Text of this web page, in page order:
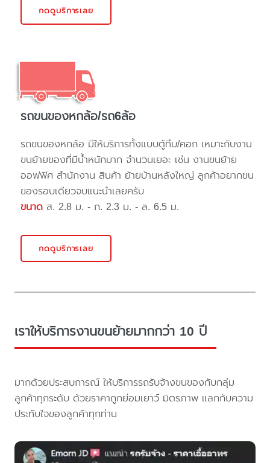
กดดูบริการเลย
รถขนของหกล้อ/รถ6ล้อ
รถขนของหกล้อ มีให้บริการทั้งแบบตู้ทึบ/คอก เหมาะกับงาน
ขนย้ายของที่มีน้ำหนักมาก จำนวนเยอะ เช่น งานขนย้าย
ออฟฟิศ สำนักงาน สินค้า ย้ายบ้านหลังใหญ่ ลูกค้าอยากขน
ของรอบเดียวจบแนะนำเลยครับ
ขนาด ส. 2.8 ม. - ก. 2.3 ม. - ล. 6.5 ม.
กดดูบริการเลย
เราให้บริการงานขนย้ายมากกว่า 10 ปี
มากด้วยประสบการณ์ ให้บริการรถรับจ้างขนของกับกลุ่ม
ลูกค้าทุกระดับ ด้วยราคาถูกย่อมเยาว์ มิตรภาพ แลกกับความ
ประทับใจของลูกค้าทุกท่าน